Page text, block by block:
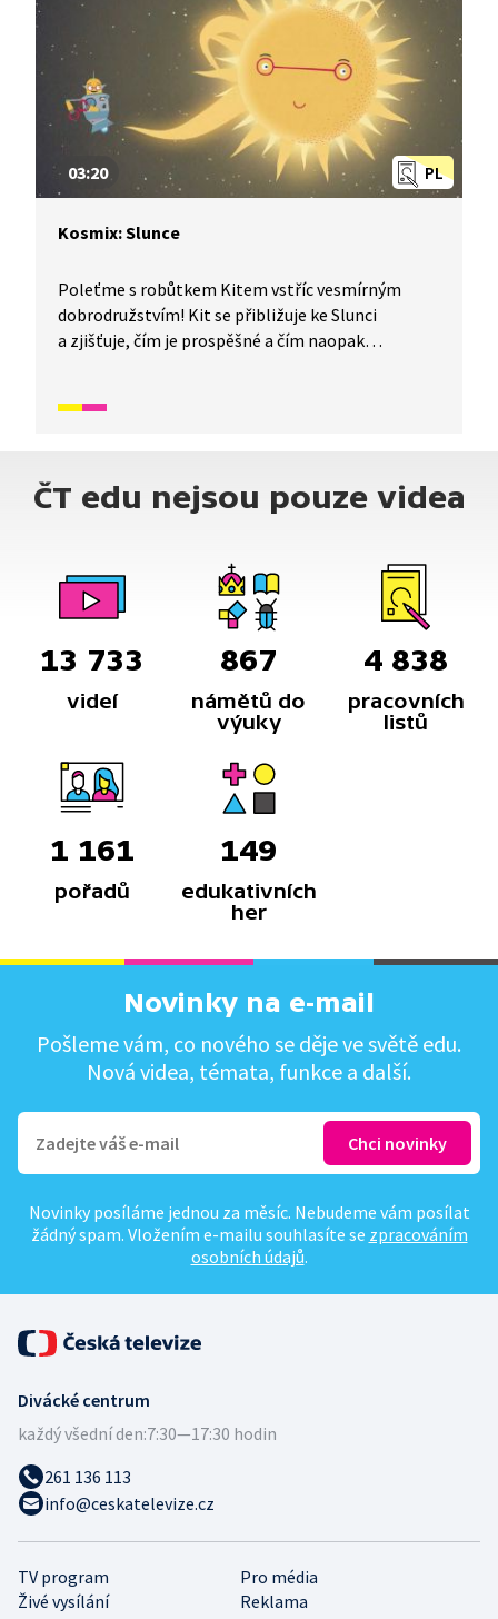
PL
03:20
Kosmix: Slunce
Poleťme s robůtkem Kitem vstříc vesmírným
dobrodružstvím! Kit se přibližuje ke Slunci
a zjišťuje, čím je prospěšné a čím naopak
ČT edu nejsou pouze videa
13 733
videí
867
námětů do
výuky
4 838
pracovních
listů
1 161
pořadů
149
edukativních
her
Novinky na e-mail
Pošleme vám, co nového se děje ve světě edu.
Nová videa, témata, funkce a další.
Novinky posíláme jednou za měsíc. Nebudeme vám posílat
žádný spam. Vložením e-mailu souhlasíte se zpracováním
osobních údajů.